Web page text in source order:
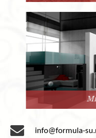
info@formula-